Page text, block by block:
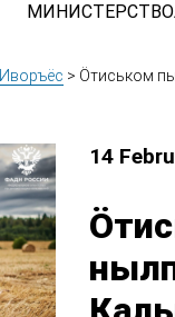
Иворъёс > Ӧтиськом
14